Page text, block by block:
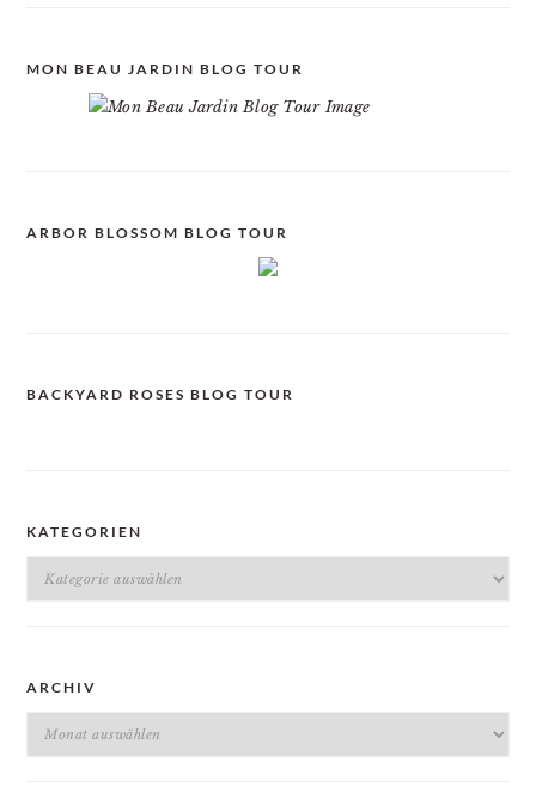
MON BEAU JARDIN BLOG TOUR
ARBOR BLOSSOM BLOG TOUR
BACKYARD ROSES BLOG TOUR
KATEGORIEN
Kategorien
ARCHIV
Archiv